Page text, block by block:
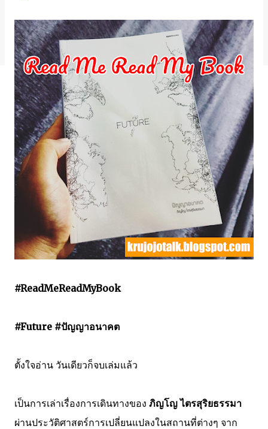
#ReadMeReadMyBook
#Future #ปัญญาอนาคต
ตั้งใจอ่าน วันเดียวก็จบเล่มแล้ว
เป็นการเล่าเรื่องการเดินทางของ ภิญโญ ไตรสุริยธรรมา
ผ่านประวัติศาสตร์การเปลี่ยนแปลงในสถานที่ต่างๆ จาก